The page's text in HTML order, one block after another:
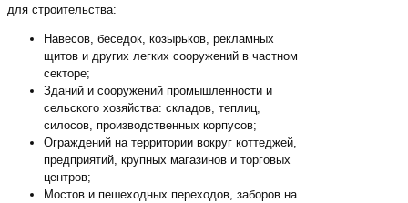
для строительства:
Навесов, беседок, козырьков, рекламных
щитов и других легких сооружений в частном
секторе;
Зданий и сооружений промышленности и
сельского хозяйства: складов, теплиц,
силосов, производственных корпусов;
Ограждений на территории вокруг коттеджей,
предприятий, крупных магазинов и торговых
центров;
Мостов и пешеходных переходов, заборов на